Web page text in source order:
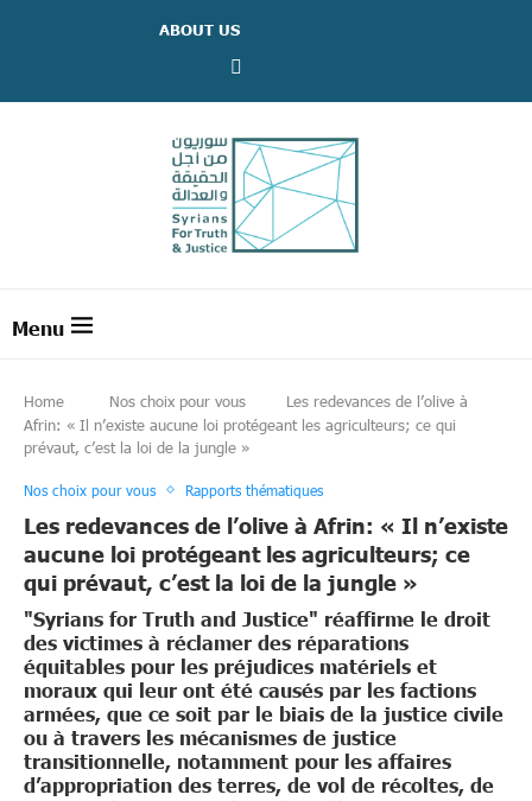
ABOUT US
Home Nos choix pour vous
Les redevances de l’olive à
Afrin: « Il n’existe aucune loi protégeant les agriculteurs; ce qui
prévaut, c’est la loi de la jungle »
Nos choix pour vous Rapports thématiques
Les redevances de l’olive à Afrin: « Il n’existe
aucune loi protégeant les agriculteurs; ce
qui prévaut, c’est la loi de la jungle »
"Syrians for Truth and Justice" réaffirme le droit
des victimes à réclamer des réparations
équitables pour les préjudices matériels et
moraux qui leur ont été causés par les factions
armées, que ce soit par le biais de la justice civile
ou à travers les mécanismes de justice
transitionnelle, notamment pour les affaires
d’appropriation des terres, de vol de récoltes, de